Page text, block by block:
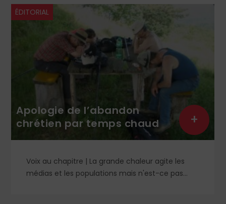
ÉDITORIAL
Apologie de l’abandon
chrétien par temps chaud
Voix au chapitre | La grande chaleur agite les
médias et les populations mais n'est-ce pas
+